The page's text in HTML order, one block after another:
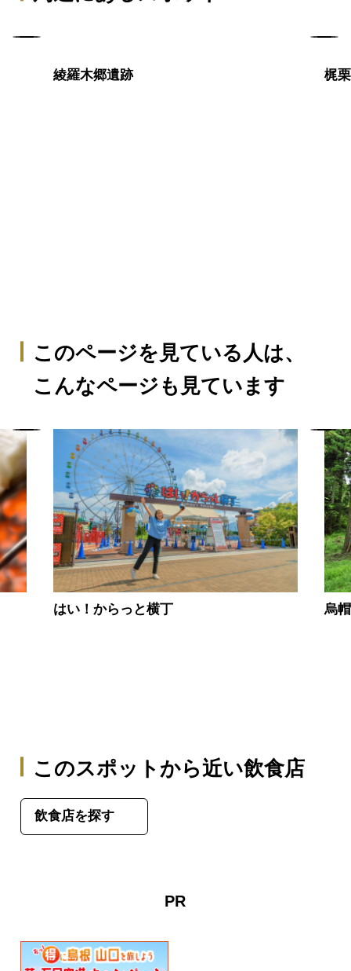
綾羅木郷遺跡 梶
このページを見ている人は、
こんなページも見ています
はい！からっと横丁 烏
このスポットから近い飲食店
飲食店を探す
PR